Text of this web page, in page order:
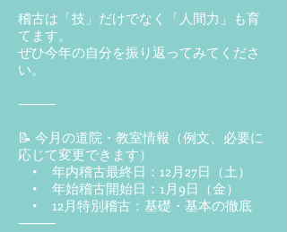
稽古は「技」だけでなく「人間力」も育
てます。
ぜひ今年の自分を振り返ってみてくださ
い。
⸻
📝 今月の道院・教室情報（例文、必要に
応じて変更できます）
• 年内稽古最終日：12月27日（土）
• 年始稽古開始日：1月9日（金）
• 12月特別稽古：基礎・基本の徹底
⸻